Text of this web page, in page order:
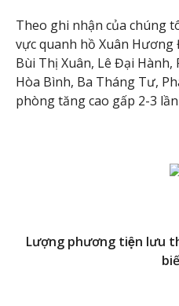
Theo ghi nhận của chúng
vực quanh hồ Xuân
Bùi Thị Xuân, Lê Đại
Hòa Bình, Ba Tháng Tư,
phòng tăng cao gấp 2-3
Lượng phương tiện lưu